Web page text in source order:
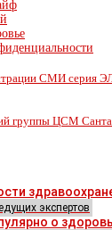
СМИ серия
группы ЦСМ
экспертов
о